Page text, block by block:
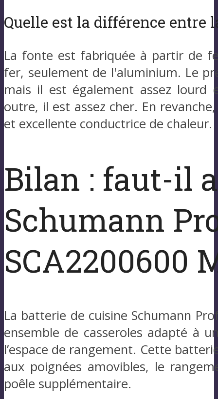
Quelle est la différence entre
La fonte est fabriquée à partir de
fer, seulement de l'aluminium. Le
mais il est également assez lourd
outre, il est assez cher. En
et excellente conductrice de chaleur.
Bilan : faut-il
Schumann
SCA2200600
La batterie de cuisine Schumann
ensemble de casseroles adapté à
l’espace de rangement. Cette
aux poignées amovibles, le
poêle supplémentaire.